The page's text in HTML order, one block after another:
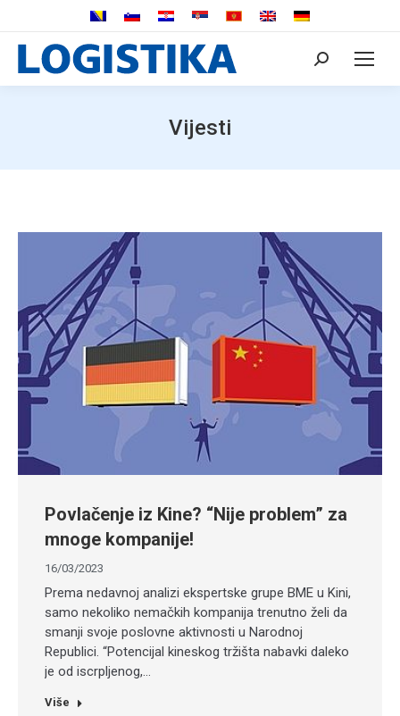
Search:
Vijesti
Povlačenje iz Kine? “Nije problem” za
mnoge kompanije!
16/03/2023
Prema nedavnoj analizi ekspertske grupe BME u Kini,
samo nekoliko nemačkih kompanija trenutno želi da
smanji svoje poslovne aktivnosti u Narodnoj
Republici. “Potencijal kineskog tržišta nabavki daleko
je od iscrpljenog,…
Više